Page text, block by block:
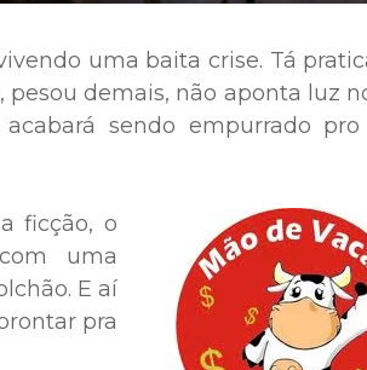
uma baita crise. Tá
demais, não aponta luz
sendo empurrado pro
ficção, o
uma
E aí
pra